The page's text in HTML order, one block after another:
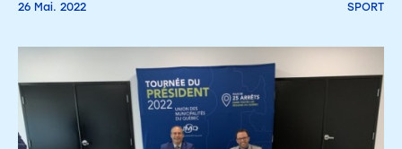
26 Mai. 2022 SPORT